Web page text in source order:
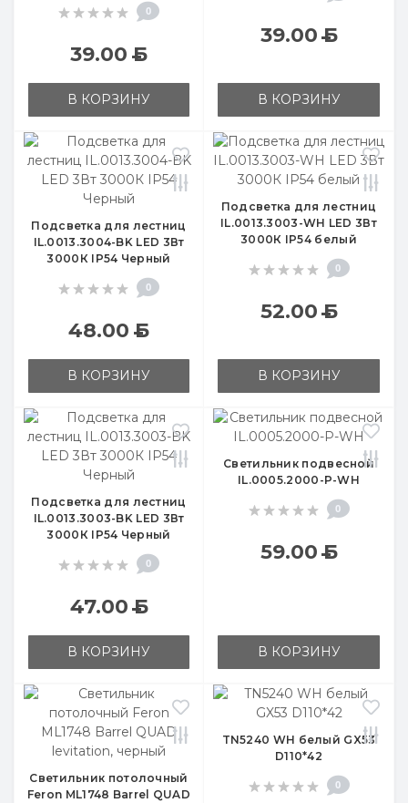
0
39.00Б
В КОРЗИНУ
39.00Б
В КОРЗИНУ
Подсветка для лестниц
IL.0013.3004-BK LED 3Вт
3000К IP54 Черный
0
48.00Б
В КОРЗИНУ
Подсветка для лестниц
IL.0013.3003-WH LED 3Вт
3000К IP54 белый
0
52.00Б
В КОРЗИНУ
Подсветка для лестниц
IL.0013.3003-BK LED 3Вт
3000К IP54 Черный
0
47.00Б
В КОРЗИНУ
Светильник подвесной
IL.0005.2000-P-WH
0
59.00Б
В КОРЗИНУ
Светильник потолочный
Feron ML1748 Barrel QUAD
TN5240 WH белый GX53
D110*42
0